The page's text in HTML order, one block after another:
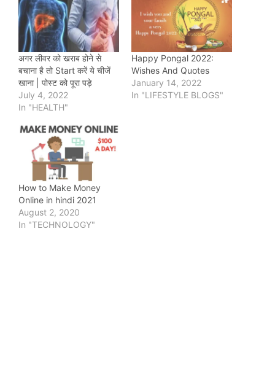
अगर लीवर को खराब होने से
बचाना है तो Start करें ये चीजें
खाना | पोस्ट को पूरा पड़े
July 4, 2022
In "HEALTH"
Happy Pongal 2022:
Wishes And Quotes
January 14, 2022
In "LIFESTYLE BLOGS"
How to Make Money
Online in hindi 2021
August 2, 2020
In "TECHNOLOGY"